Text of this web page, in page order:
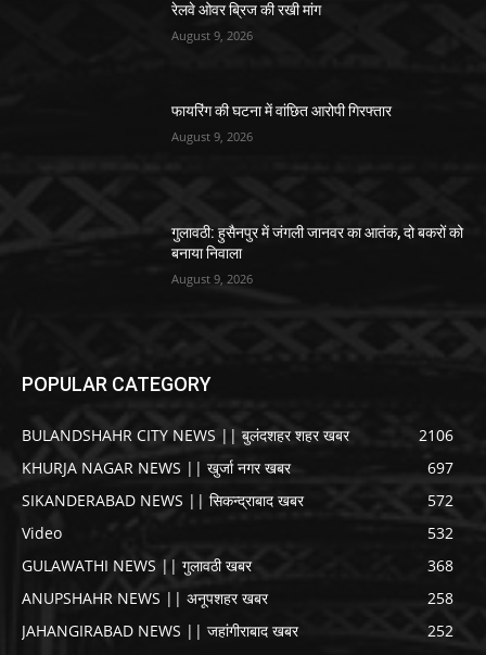
रेलवे ओवर ब्रिज की रखी मांग
August 9, 2026
फायरिंग की घटना में वांछित आरोपी गिरफ्तार
August 9, 2026
गुलावठी: हुसैनपुर में जंगली जानवर का आतंक, दो बकरों को
बनाया निवाला
August 9, 2026
POPULAR CATEGORY
BULANDSHAHR CITY NEWS || बुलंदशहर शहर खबर
2106
KHURJA NAGAR NEWS || खुर्जा नगर खबर
697
SIKANDERABAD NEWS || सिकन्द्राबाद खबर
572
Video
532
GULAWATHI NEWS || गुलावठी खबर
368
ANUPSHAHR NEWS || अनूपशहर खबर
258
JAHANGIRABAD NEWS || जहांगीराबाद खबर
252